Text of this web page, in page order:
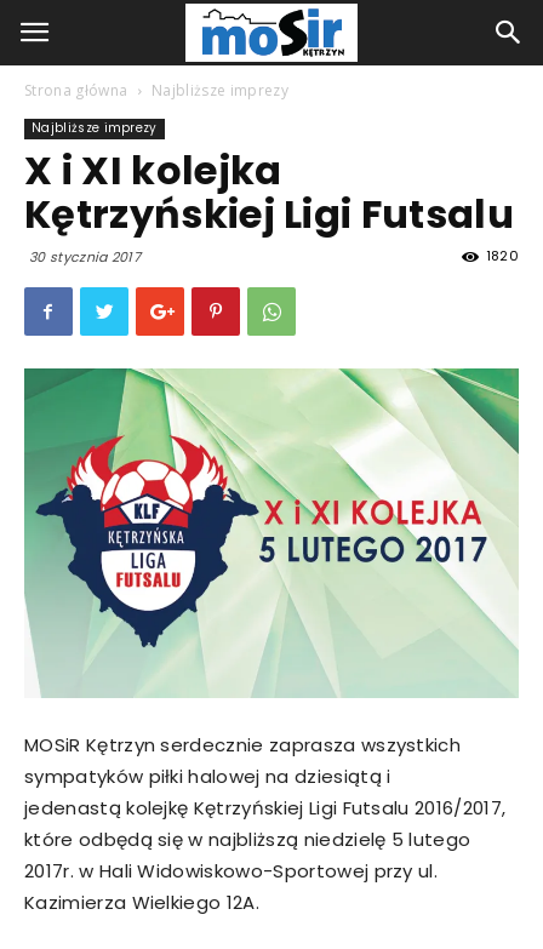
Strona główna Najbliższe imprezy
Najbliższe imprezy
X i XI kolejka
Kętrzyńskiej Ligi Futsalu
30 stycznia 2017 1820
MOSiR Kętrzyn serdecznie zaprasza wszystkich
sympatyków piłki halowej na dziesiątą i
jedenastą kolejkę Kętrzyńskiej Ligi Futsalu 2016/2017,
które odbędą się w najbliższą niedzielę 5 lutego
2017r. w Hali Widowiskowo-Sportowej przy ul.
Kazimierza Wielkiego 12A.